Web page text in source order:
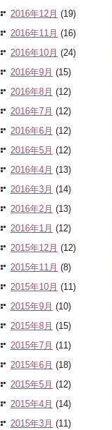
2016年12月 (19)
2016年11月 (16)
2016年10月 (24)
2016年9月 (15)
2016年8月 (12)
2016年7月 (12)
2016年6月 (12)
2016年5月 (12)
2016年4月 (13)
2016年3月 (14)
2016年2月 (13)
2016年1月 (12)
2015年12月 (12)
2015年11月 (8)
2015年10月 (11)
2015年9月 (10)
2015年8月 (15)
2015年7月 (11)
2015年6月 (18)
2015年5月 (12)
2015年4月 (14)
2015年3月 (11)